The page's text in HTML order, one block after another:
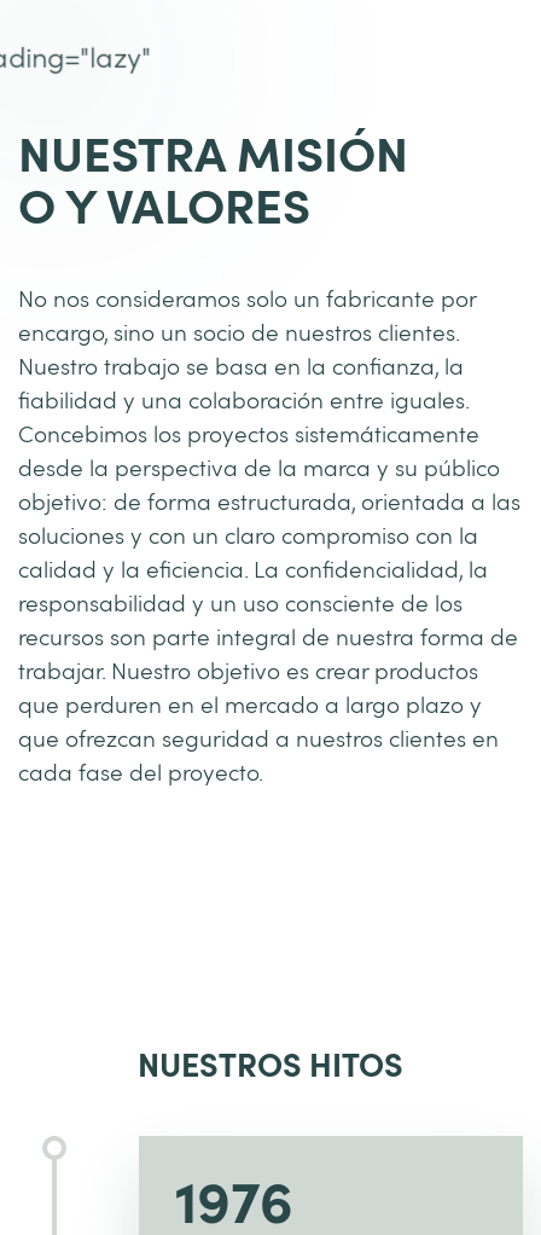
NUESTRA MISIÓN
O Y VALORES
No nos consideramos solo un fabricante por
encargo, sino un socio de nuestros clientes.
Nuestro trabajo se basa en la confianza, la
fiabilidad y una colaboración entre iguales.
Concebimos los proyectos sistemáticamente
desde la perspectiva de la marca y su público
objetivo: de forma estructurada, orientada a las
soluciones y con un claro compromiso con la
calidad y la eficiencia. La confidencialidad, la
responsabilidad y un uso consciente de los
recursos son parte integral de nuestra forma de
trabajar. Nuestro objetivo es crear productos
que perduren en el mercado a largo plazo y
que ofrezcan seguridad a nuestros clientes en
cada fase del proyecto.
NUESTROS HITOS
1976